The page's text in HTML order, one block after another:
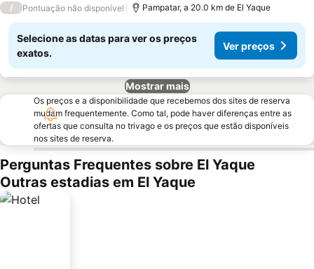
/ Pontuação não disponível Pampatar, a 20.0 km de El Yaque
Selecione as datas para ver os preços
exatos.
Ver preços
Mostrar mais
Os preços e a disponibilidade que recebemos dos sites de reserva
mudam frequentemente. Como tal, pode haver diferenças entre as
ofertas que consulta no trivago e os preços que estão disponíveis
nos sites de reserva.
Perguntas Frequentes sobre El Yaque
Outras estadias em El Yaque